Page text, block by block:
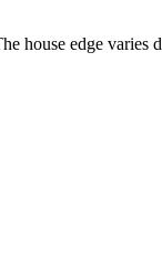
house edge